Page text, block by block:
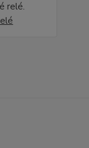
relé.